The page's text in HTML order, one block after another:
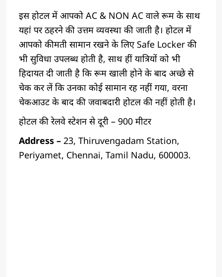
इस होटल में आपको AC & NON AC वाले रूम के साथ
यहां पर ठहरने की उत्तम व्यवस्था की जाती है। होटल में
आपको कीमती सामान रखने के लिए Safe Locker की
भी सुविधा उपलब्ध होती है, साथ हीं यात्रियों को भी
हिदायत दी जाती है कि रूम खाली होने के बाद अच्छे से
चेक कर लें कि उनका कोई सामान रह नहीं गया, वरना
चेकआउट के बाद की जवाबदारी होटल की नहीं होती है।
होटल की रेलवे स्टेशन से दूरी – 900 मीटर
Address –23, Thiruvengadam Station,
Periyamet, Chennai, Tamil Nadu, 600003.